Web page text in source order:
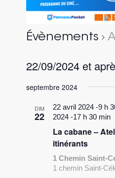
Évènements
22/09/2024 et
une
septembre 2024
DIM
22
22 avril 2024 -9 h
2024 -17 h 30 min
La cabane –
itinérants
1 Chemin Saint-
1 chemin Saint-